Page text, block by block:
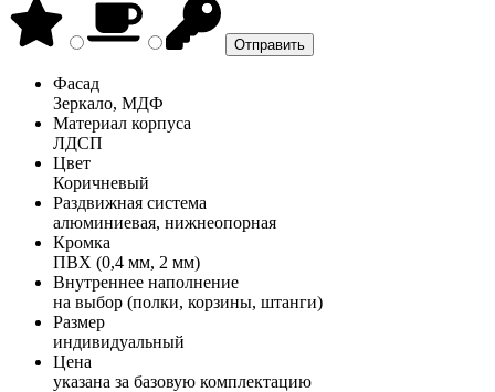
Фасад
Зеркало, МДФ
Материал корпуса
ЛДСП
Цвет
Коричневый
Раздвижная система
алюминиевая, нижнеопорная
Кромка
ПВХ (0,4 мм, 2 мм)
Внутреннее наполнение
на выбор (полки, корзины, штанги)
Размер
индивидуальный
Цена
указана за базовую комплектацию